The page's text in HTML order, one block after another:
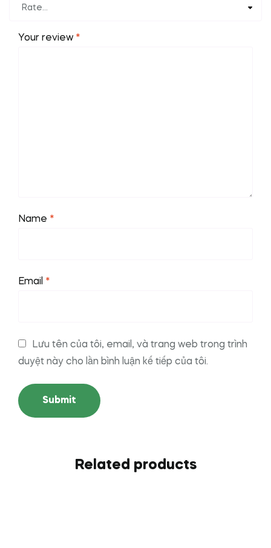
Your review *
Name *
Email *
Lưu tên của tôi, email, và trang web trong trình
duyệt này cho lần bình luận kế tiếp của tôi.
Related products